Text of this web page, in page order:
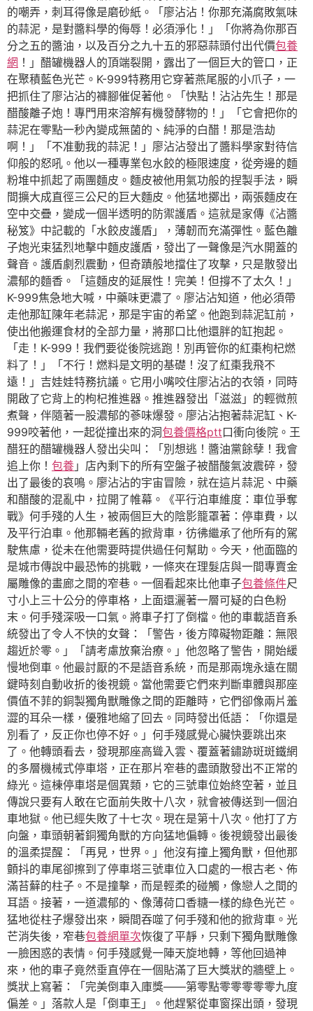
的嘲弄，刺耳得像是磨砂紙。「廖沾沾！你那充滿腐敗氣味
的蒜泥，是對醬料學的侮辱！必須淨化！」「你將為你那百
分之五的醬油，以及百分之九十五的邪惡蒜頭付出代價包養
網 ！」醋罐機器人的頂端裂開，露出了一個巨大的管口，正
在聚積藍色光芒。K-999特務用它穿著燕尾服的小爪子，一
把抓住了廖沾沾的褲腳催促著他。「快點！沾沾先生！那是
醋酸離子炮！專門用來溶解有機發酵物的！」「它會把你的
蒜泥在零點一秒內變成無菌的、純淨的白醋！那是浩劫
啊！」「不准動我的蒜泥！」廖沾沾發出了醬料學家對待信
仰般的怒吼。他以一種專業包水餃的極限速度，從旁邊的麵
粉堆中抓起了兩團麵皮。麵皮被他用氣功般的捏製手法，瞬
間擴大成直徑三公尺的巨大麵皮。他猛地擲出，兩張麵皮在
空中交疊，變成一個半透明的防禦護盾。這就是家傳《沾醬
秘笈》中記載的「水餃皮護盾」，薄韌而充滿彈性。藍色離
子炮光束猛烈地擊中麵皮護盾，發出了一聲像是汽水開蓋的
聲音。護盾劇烈震動，但奇蹟般地擋住了攻擊，只是散發出
濃郁的麵香。「這麵皮的延展性！完美！但撐不了太久！」
K-999焦急地大喊，中藥味更濃了。廖沾沾知道，他必須帶
走他那缸陳年老蒜泥，那是宇宙的希望。他跑到蒜泥缸前，
使出他搬運食材的全部力量，將那口比他還胖的缸抱起。
「走！K-999！我們要從後院逃跑！別再管你的紅棗枸杞燃
料了！」「不行！燃料是文明的基礎！沒了紅棗我飛不
遠！」吉娃娃特務抗議。它用小嘴咬住廖沾沾的衣領，同時
開啟了它背上的枸杞推進器。推進器發出「滋滋」的輕微煎
煮聲，伴隨著一股濃郁的蔘味爆發。廖沾沾抱著蒜泥缸、K-
999咬著他，一起從撞出來的洞包養價格ptt口衝向後院。王
醋狂的醋罐機器人發出尖叫：「別想逃！醬油黨餘孽！我會
追上你！ 包養 」店內剩下的所有空盤子被醋酸氣波震碎，發
出了最後的哀鳴。廖沾沾的宇宙冒險，就在這片蒜泥、中藥
和醋酸的混亂中，拉開了帷幕。《平行泊車維度：車位爭奪
戰》何手殘的人生，被兩個巨大的陰影籠罩著：停車費，以
及平行泊車。他那輛老舊的掀背車，彷彿繼承了他所有的駕
駛焦慮，從未在他需要時提供過任何幫助。今天，他面臨的
是城市傳說中最恐怖的挑戰，一條夾在理髮店與一間專賣金
屬雕像的畫廊之間的窄巷。一個看起來比他車子包養條件尺
寸小上三十公分的停車格，上面還灑著一層可疑的白色粉
末。何手殘深吸一口氣。將車子打了倒檔。他的車載語音系
統發出了令人不快的女聲：「警告，後方障礙物距離：無限
趨近於零。」「請考慮放棄治療。」他忽略了警告，開始緩
慢地倒車。他最討厭的不是語音系統，而是那兩塊永遠在關
鍵時刻自動收折的後視鏡。當他需要它們來判斷車體與那座
價值不菲的銅製獨角獸雕像之間的距離時，它們卻像兩片羞
澀的耳朵一樣，優雅地縮了回去。同時發出低語：「你還是
別看了，反正你也停不好。」何手殘感覺心臟快要跳出來
了。他轉頭看去，發現那座高聳入雲、覆蓋著鏽跡斑斑鐵網
的多層機械式停車塔，正在那片窄巷的盡頭散發出不正常的
綠光。這棟停車塔是個異類，它的三號車位始終空著，並且
傳說只要有人敢在它面前失敗十八次，就會被傳送到一個泊
車地獄。他已經失敗了十七次。現在是第十八次。他打了方
向盤，車頭朝著銅獨角獸的方向猛地偏轉。後視鏡發出最後
的溫柔提醒：「再見，世界。」他沒有撞上獨角獸，但他那
顫抖的車尾卻擦到了停車塔三號車位入口處的一根古老、佈
滿苔蘚的柱子。不是撞擊，而是輕柔的碰觸，像戀人之間的
耳語。接著，一道濃郁的、像薄荷口香糖一樣的綠色光芒。
猛地從柱子爆發出來，瞬間吞噬了何手殘和他的掀背車。光
芒消失後，窄巷包養網單次恢復了平靜，只剩下獨角獸雕像
一臉困惑的表情。何手殘感覺一陣天旋地轉，等他回過神
來，他的車子竟然垂直停在一個貼滿了巨大獎狀的牆壁上。
獎狀上寫著：「完美倒車入庫獎——第零點零零零零零九度
偏差。」落款人是「倒車王」。他趕緊從車窗探出頭，發現